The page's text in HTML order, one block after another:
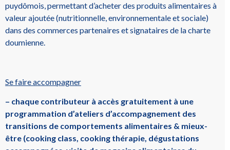
puydômois, permettant d’acheter des produits alimentaires à
valeur ajoutée (nutritionnelle, environnementale et sociale)
dans des commerces partenaires et signataires de la charte
doumienne.
Se faire accompagner
– chaque contributeur à accès gratuitement à une
programmation d’ateliers d’accompagnement des
transitions de comportements alimentaires & mieux-
être (cooking class, cooking thérapie, dégustations